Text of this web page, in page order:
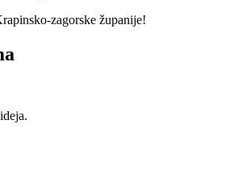
zagorske županije!